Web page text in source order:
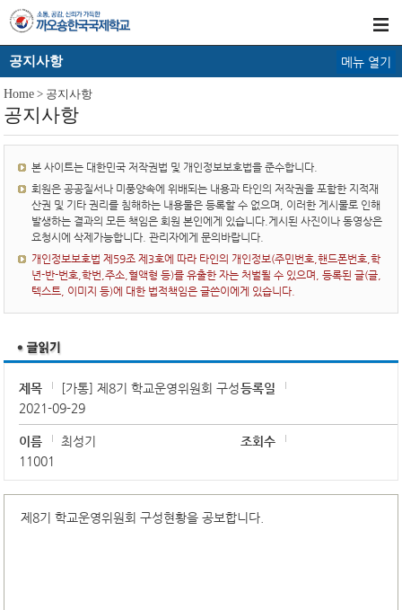
공지사항 메뉴 열기
Home > 공지사항
공지사항
본 사이트는 대한민국 저작권법 및 개인정보보호법을 준수합니다.
회원은 공공질서나 미풍양속에 위배되는 내용과 타인의 저작권을 포함한 지적재
산권 및 기타 권리를 침해하는 내용물은 등록할 수 없으며, 이러한 게시물로 인해
발생하는 결과의 모든 책임은 회원 본인에게 있습니다.게시된 사진이나 동영상은
요청시에 삭제가능합니다. 관리자에게 문의바랍니다.
개인정보보호법 제59조 제3호에 따라 타인의 개인정보(주민번호,핸드폰번호,학
년-반-번호,학번,주소,혈액형 등)를 유출한 자는 처벌될 수 있으며, 등록된 글(글,
텍스트, 이미지 등)에 대한 법적책임은 글쓴이에게 있습니다.
제목 [가통] 제8기 학교운영위원회 구성등록일
2021-09-29
이름 최성기
조회수
11001
제8기 학교운영위원회 구성현황을 공보합니다.